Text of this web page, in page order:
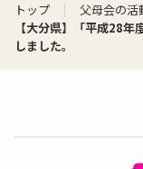
トップ 父母会の活
【大分県】「平成28
しました。